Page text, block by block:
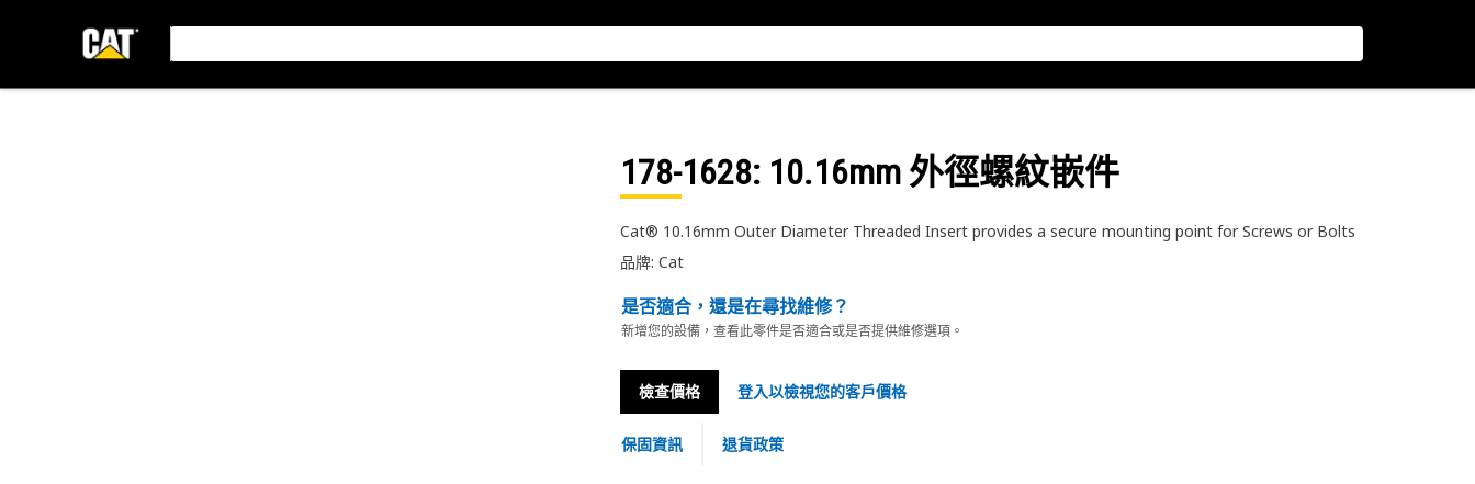
178-1628: 10.16mm 外徑螺紋嵌件
Cat® 10.16mm Outer Diameter Threaded Insert provides a secure mounting point for Screws or Bolts
品牌: Cat
是否適合，還是在尋找維修？
新增您的設備，查看此零件是否適合或是否提供維修選項。
檢查價格 登入以檢視您的客戶價格
保固資訊 退貨政策